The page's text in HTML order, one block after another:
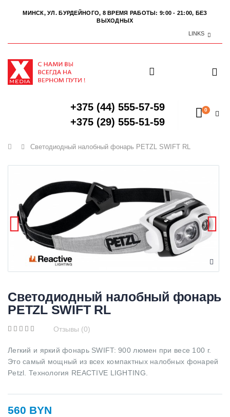
МИНСК, УЛ. БУРДЕЙНОГО, 8 ВРЕМЯ РАБОТЫ: 9:00 - 21:00, БЕЗ
ВЫХОДНЫХ
LINKS
+375 (44) 555-57-59
+375 (29) 555-51-59
0
Главная
Светодиодный налобный фонарь PETZL SWIFT RL
Светодиодный налобный фонарь
PETZL SWIFT RL
Отзывы (0)
Легкий и яркий фонарь SWIFT: 900 люмен при весе 100 г.
Это самый мощный из всех компактных налобных фонарей
Petzl. Технология REACTIVE LIGHTING.
560 BYN